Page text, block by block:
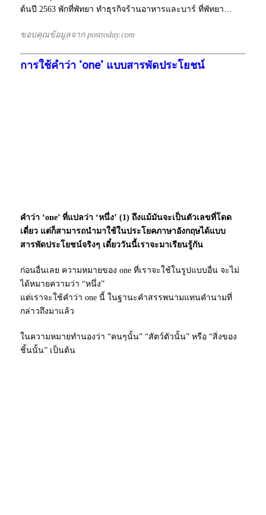
ต้นปี 2563 พักที่พัทยา ทำธุรกิจร้านอาหารและบาร์ ที่พัทยา…
ขอบคุณข้อมูลจาก posttoday.com
การใช้คำว่า ‘one’ แบบสารพัดประโยชน์
คำว่า ‘one’ ที่แปลว่า ‘หนึ่ง’ (1) ถึงแม้มันจะเป็นตัวเลขที่โดด
เดี่ยว แต่ก็สามารถนำมาใช้ในประโยคภาษาอังกฤษได้แบบ
สารพัดประโยชน์จริงๆ เดี๋ยววันนี้เราจะมาเรียนรู้กัน
ก่อนอื่นเลย ความหมายของ one ที่เราจะใช้ในรูปแบบอื่น จะไม่
ได้หมายความว่า “หนึ่ง”
แต่เราจะใช้คำว่า one นี้ ในฐานะคำสรรพนามแทนคำนามที่
กล่าวถึงมาแล้ว
ในความหมายทำนองว่า “คนๆนั้น” “สัตว์ตัวนั้น” หรือ “สิ่งของ
ชิ้นนั้น” เป็นต้น